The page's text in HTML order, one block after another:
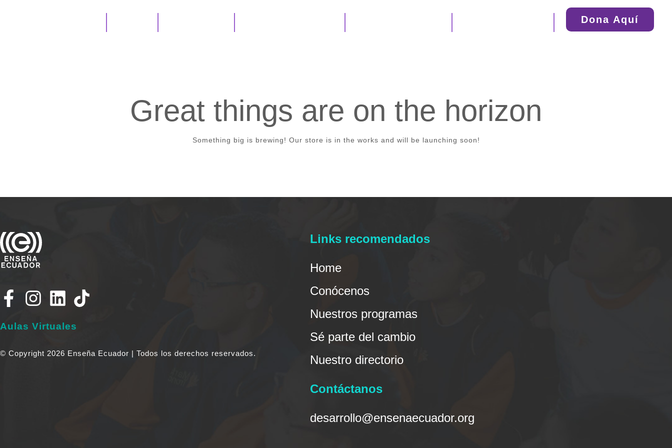
Dona Aquí
Great things are on the horizon
Something big is brewing! Our store is in the works and will be launching soon!
Aulas Virtuales
© Copyright 2026 Enseña Ecuador | Todos los derechos reservados.
Links recomendados
Home
Conócenos
Nuestros programas
Sé parte del cambio
Nuestro directorio
Contáctanos
desarrollo@ensenaecuador.org